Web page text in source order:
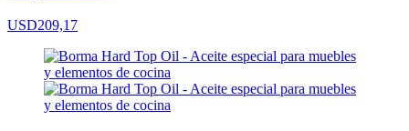
USD209,17